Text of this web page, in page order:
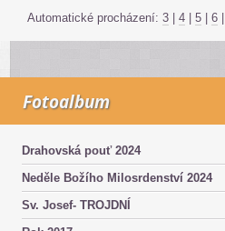
Automatické procházení: 3 | 4 | 5 | 6 |
Fotoalbum
Drahovská pouť 2024
Neděle Božího Milosrdenství 2024
Sv. Josef- TROJDNÍ